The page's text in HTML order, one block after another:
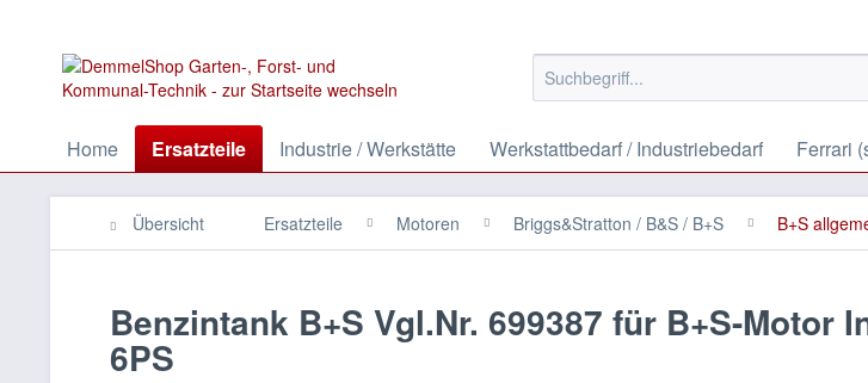
Home Ersatzteile Industrie / Werkstätte Werkstattbedarf / Industriebedarf Ferrari
Übersicht Ersatzteile Motoren Briggs&Stratton / B&S / B+S B+S
Benzintank B+S Vgl.Nr. 699387 für B+S-Motor
6PS